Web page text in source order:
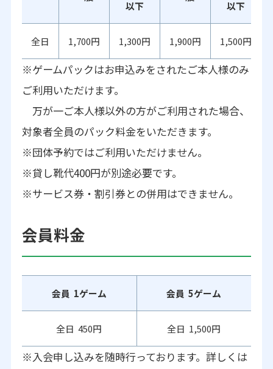
以下
以下
全日 1,700円 1,300円 1,900円 1,500円
※ゲームパックはお申込みをされたご本人様のみ
ご利用いただけます。
万が一ご本人様以外の方がご利用された場合、
対象者全員のパック料金をいただきます。
※団体予約ではご利用いただけません。
※貸し靴代400円が別途必要です。
※サービス券・割引券との併用はできません。
会員料金
会員 1ゲーム 会員 5ゲーム
全日 450円 全日 1,500円
※入会申し込みを随時行っております。詳しくは